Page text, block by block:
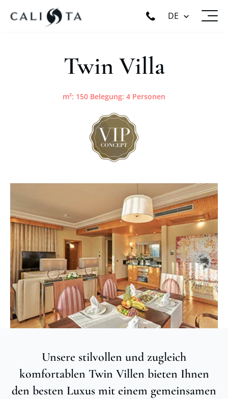
DE
Twin Villa
m²: 150 Belegung: 4 Personen
Unsere stilvollen und zugleich
komfortablen Twin Villen bieten Ihnen
den besten Luxus mit einem gemeinsamen